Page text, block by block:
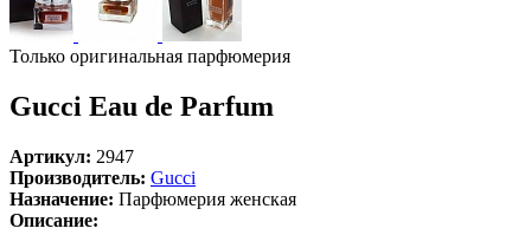
Только оригинальная парфюмерия
Gucci Eau de Parfum
Артикул: 2947
Производитель: Gucci
Назначение: Парфюмерия женская
Описание: